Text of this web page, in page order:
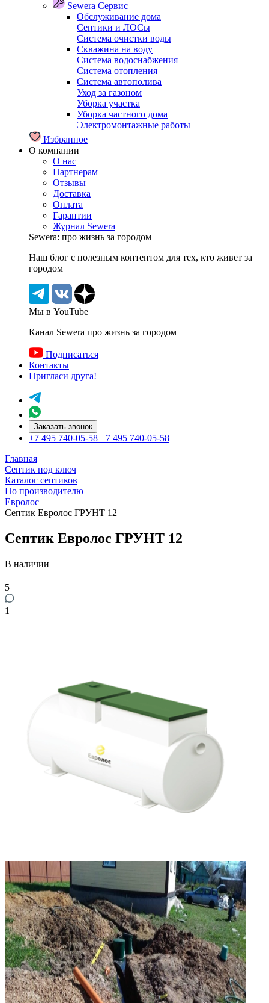
Sewera Сервис
Обслуживание дома
Септики и ЛОСы
Система очистки воды
Скважина на воду
Система водоснабжения
Система отопления
Система автополива
Уход за газоном
Уборка участка
Уборка частного дома
Электромонтажные работы
Избранное
О компании
О нас
Партнерам
Отзывы
Доставка
Оплата
Гарантии
Журнал Sewera
Sewera: про жизнь за городом
Наш блог c полезным контентом для тех, кто живет за
городом
Мы в YouTube
Канал Sewera про жизнь за городом
Подписаться
Контакты
Пригласи друга!
Заказать звонок
+7 495 740-05-58 +7 495 740-05-58
Главная
Септик под ключ
Каталог септиков
По производителю
Евролос
Септик Евролос ГРУНТ 12
Септик Евролос ГРУНТ 12
В наличии
5
1